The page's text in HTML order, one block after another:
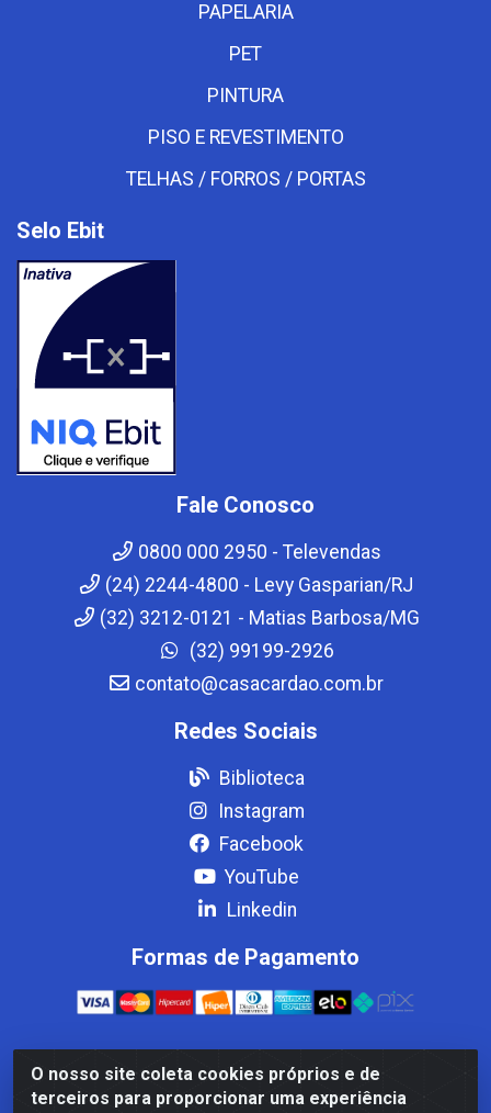
O nosso site coleta cookies próprios e de
terceiros para proporcionar uma experiência
PAPELARIA
PET
PINTURA
PISO E REVESTIMENTO
TELHAS / FORROS / PORTAS
Selo Ebit
Fale Conosco
0800 000 2950 - Televendas
(24) 2244-4800 - Levy Gasparian/RJ
(32) 3212-0121 - Matias Barbosa/MG
(32) 99199-2926
contato@casacardao.com.br
Redes Sociais
Biblioteca
Instagram
Facebook
YouTube
Linkedin
Formas de Pagamento
Casa Cardão LTDA - Av. Amaral Peixoto, 910 - Afonso